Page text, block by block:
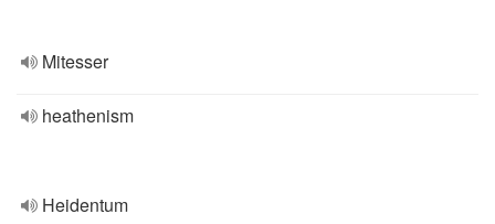
Mitesser
heathenism
Heidentum